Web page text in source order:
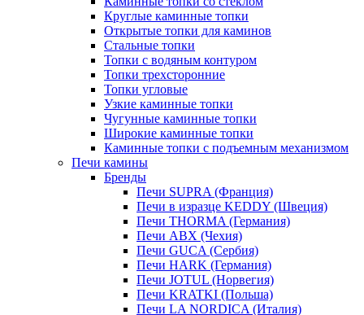
Круглые каминные топки
Открытые топки для каминов
Стальные топки
Топки с водяным контуром
Топки трехсторонние
Топки угловые
Узкие каминные топки
Чугунные каминные топки
Широкие каминные топки
Каминные топки с подъемным механизмом
Печи камины
Бренды
Печи SUPRA (Франция)
Печи в изразце KEDDY (Швеция)
Печи THORMA (Германия)
Печи ABX (Чехия)
Печи GUCA (Сербия)
Печи HARK (Германия)
Печи JOTUL (Норвегия)
Печи KRATKI (Польша)
Печи LA NORDICA (Италия)